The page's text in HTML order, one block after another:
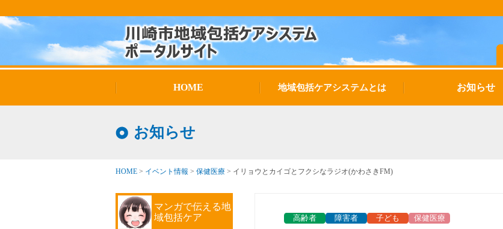
HOME 地域包括ケアシステムとは お知らせ
お知らせ
HOME > イベント情報 > 保健医療 > イリョウとカイゴとフクシなラジオ(かわさきFM)
マンガで伝える地
域包括ケア
高齢者 障害者 子ども 保健医療